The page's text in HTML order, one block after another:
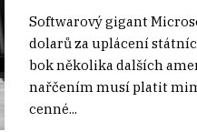
Softwarový gigant
dolarů za uplácení
bok několika dalších
nařčením musí platit
cenné...